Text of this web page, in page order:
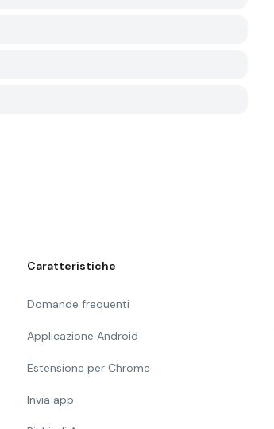
Caratteristiche
Domande frequenti
Applicazione Android
Estensione per Chrome
Invia app